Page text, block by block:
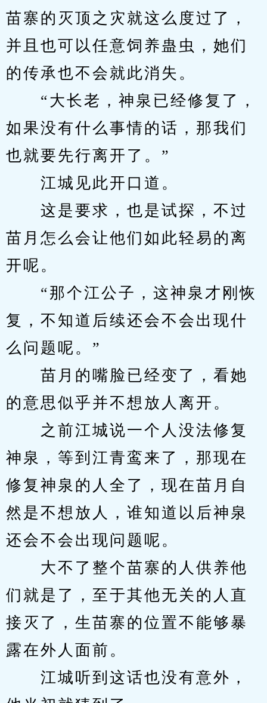
苗寨的灭顶之灾就这么度过了，
并且也可以任意饲养蛊虫，她们
的传承也不会就此消失。
“大长老，神泉已经修复了，
如果没有什么事情的话，那我们
也就要先行离开了。”
江城见此开口道。
这是要求，也是试探，不过
苗月怎么会让他们如此轻易的离
开呢。
“那个江公子，这神泉才刚恢
复，不知道后续还会不会出现什
么问题呢。”
苗月的嘴脸已经变了，看她
的意思似乎并不想放人离开。
之前江城说一个人没法修复
神泉，等到江青鸾来了，那现在
修复神泉的人全了，现在苗月自
然是不想放人，谁知道以后神泉
还会不会出现问题呢。
大不了整个苗寨的人供养他
们就是了，至于其他无关的人直
接灭了，生苗寨的位置不能够暴
露在外人面前。
江城听到这话也没有意外，